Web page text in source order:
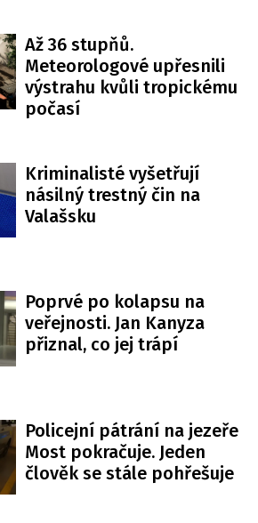
Až 36 stupňů.
Meteorologové upřesnili
výstrahu kvůli tropickému
počasí
Kriminalisté vyšetřují
násilný trestný čin na
Valašsku
Poprvé po kolapsu na
veřejnosti. Jan Kanyza
přiznal, co jej trápí
Policejní pátrání na jezeře
Most pokračuje. Jeden
člověk se stále pohřešuje